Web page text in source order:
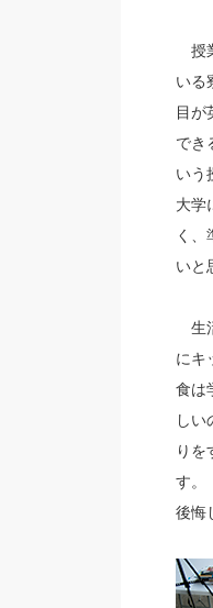
授
いる
目が
でき
いう
大学
く、
いと
生
にキ
食は
しい
りを
す。
後悔